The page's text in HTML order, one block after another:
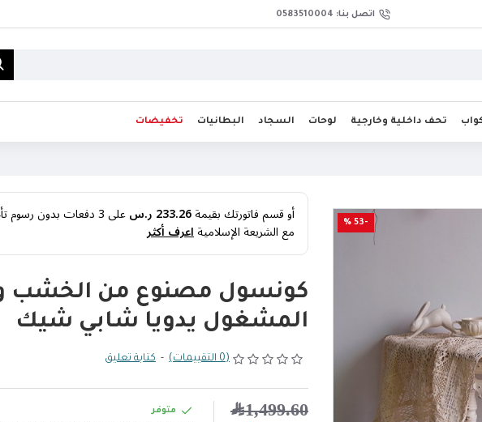
اتصل بنا: 0583510004
تحف داخلية وخارجية لوحات السجاد البطانيات تخفيضات
-53 % أو قسم فاتورتك بقيمة233.26 ر.س على3دفعات بدون رسوم
مع الشريعة الإسلاميةاعرف أكثر
كونسول مصنوع من الخشب
المشغول يدويا شابي شيك
(0 التقييمات) - كتابة تعليق
1,499.60﷼
متوفر